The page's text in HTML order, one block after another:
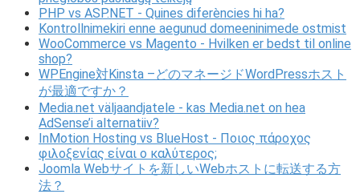
PHP vs ASP.NET - Quines diferències hi ha?
Kontrollnimekiri enne aegunud domeeninimede ostmist
WooCommerce vs Magento - Hvilken er bedst til online
shop?
WPEngine対Kinsta –どのマネージドWordPressホスト
が最適ですか？
Media.net väljaandjatele - kas Media.net on hea
AdSense’i alternatiiv?
InMotion Hosting vs BlueHost - Ποιος πάροχος
φιλοξενίας είναι ο καλύτερος;
Joomla Webサイトを新しいWebホストに転送する方
法？